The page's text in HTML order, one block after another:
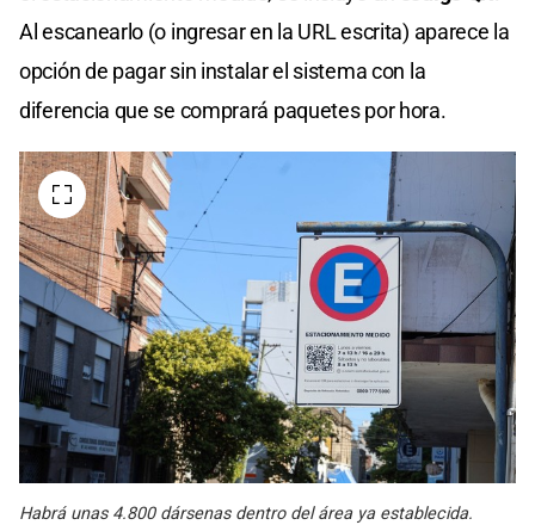
Al escanearlo (o ingresar en la URL escrita) aparece la
opción de pagar sin instalar el sistema con la
diferencia que se comprará paquetes por hora.
Habrá unas 4.800 dársenas dentro del área ya establecida.